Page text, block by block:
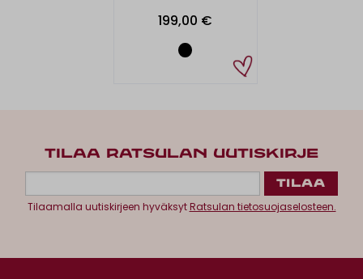
199,00 €
TILAA RATSULAN UUTISKIRJE
Tilaamalla uutiskirjeen hyväksytRatsulan tietosuojaselosteen.